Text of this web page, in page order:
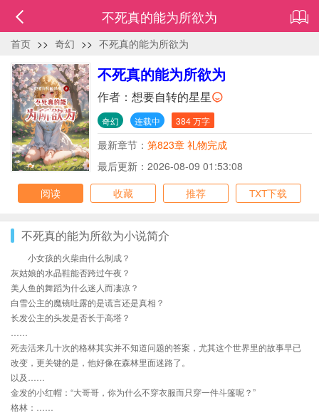
不死真的能为所欲为
首页 >> 奇幻 >> 不死真的能为所欲为
不死真的能为所欲为
作者： 想要自转的星星
奇幻 连载中 384 万字
最新章节： 第823章 礼物完成
最后更新：2026-08-09 01:53:08
阅读
收藏 推荐 TXT下载
不死真的能为所欲为小说简介
小女孩的火柴由什么制成？
灰姑娘的水晶鞋能否跨过午夜？
美人鱼的舞蹈为什么迷人而凄凉？
白雪公主的魔镜吐露的是谎言还是真相？
长发公主的头发是否长于高塔？
死去活来几十次的格林其实并不知道问题的答案，尤其这个世界里的故事早已
改变，更关键的是，他好像在森林里面迷路了。
以及……
金发的小红帽：“大哥哥，你为什么不穿衣服而只穿一件斗篷呢？”
格林：……